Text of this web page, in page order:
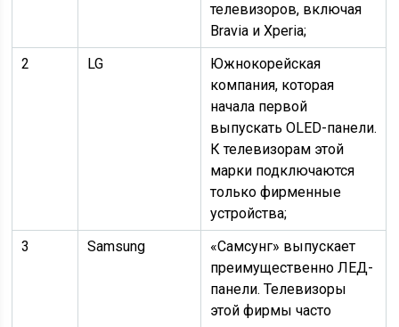
телевизоров, включая
Bravia и Xperia;
2
LG
Южнокорейская
компания, которая
начала первой
выпускать OLED-панели.
К телевизорам этой
марки подключаются
только фирменные
устройства;
3
Samsung
«Самсунг» выпускает
преимущественно ЛЕД-
панели. Телевизоры
этой фирмы часто